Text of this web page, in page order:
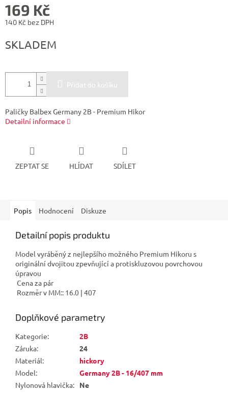
169 Kč
140 Kč bez DPH
cena:
SKLADEM
Přidat do košíku
Paličky Balbex Germany 2B - Premium Hikor
Detailní informace
ZEPTAT SE HLÍDAT SDÍLET
Popis Hodnocení Diskuze
Detailní popis produktu
Model vyráběný z nejlepšího možného Premium Hikoru s
originální dvojitou zpevňující a protiskluzovou povrchovou
úpravou
Cena za pár
Rozměr v MM:: 16.0 | 407
Doplňkové parametry
Kategorie:
2B
Záruka:
24
Materiál:
hickory
Model:
Germany 2B - 16/407 mm
Nylonová hlavička: Ne